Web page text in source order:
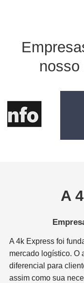
nosso
A
A 4k Express foi
mercado logístico. O
diferencial para
assim como sua